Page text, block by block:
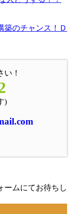
築のチャンス！Ｄ
！
)
ームにてお待ちし